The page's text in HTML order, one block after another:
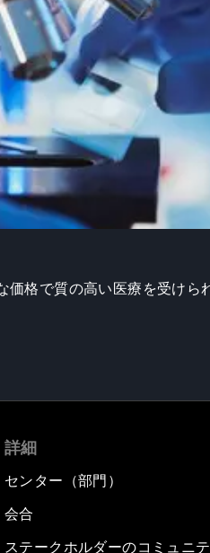
格で質の高い医療を受けら
詳細
センター（部門）
会合
ステークホルダーのコミュニ